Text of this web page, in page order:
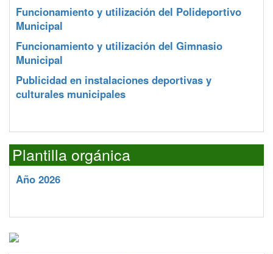
Funcionamiento y utilización del Polideportivo
Municipal
Funcionamiento y utilización del Gimnasio
Municipal
Publicidad en instalaciones deportivas y
culturales municipales
Plantilla orgánica
Año 2026